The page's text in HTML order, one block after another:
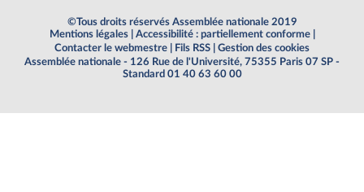
©Tous droits réservés Assemblée nationale 2019
Mentions légales
Accessibilité : partiellement conforme
Contacter le webmestre
Fils RSS
Gestion des cookies
Assemblée nationale - 126 Rue de l'Université, 75355 Paris 07 SP -
Standard 01 40 63 60 00